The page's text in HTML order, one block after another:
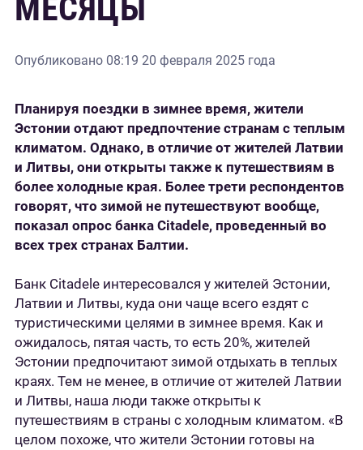
МЕСЯЦЫ
Опубликовано 08:19 20 февраля 2025 года
Планируя поездки в зимнее время, жители
Эстонии отдают предпочтение странам с теплым
климатом. Однако, в отличие от жителей Латвии
и Литвы, они открыты также к путешествиям в
более холодные края. Более трети респондентов
говорят, что зимой не путешествуют вообще,
показал опрос банка Citadele, проведенный во
всех трех странах Балтии.
Банк Citadele интересовался у жителей Эстонии,
Латвии и Литвы, куда они чаще всего ездят с
туристическими целями в зимнее время. Как и
ожидалось, пятая часть, то есть 20%, жителей
Эстонии предпочитают зимой отдыхать в теплых
краях. Тем не менее, в отличие от жителей Латвии
и Литвы, наша люди также открыты к
путешествиям в страны с холодным климатом. «В
целом похоже, что жители Эстонии готовы на